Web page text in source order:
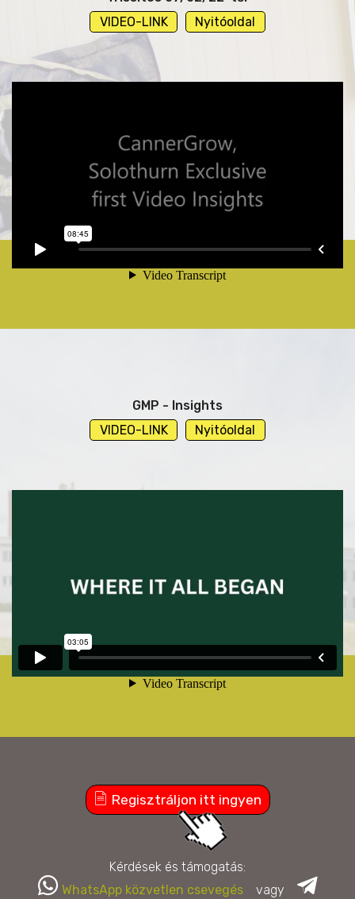
VIDEO-LINK
Nyitóoldal
GMP - Insights
VIDEO-LINK
Nyitóoldal
Regisztráljon itt ingyen
Kérdések és támogatás:
WhatsApp közvetlen csevegésvagy